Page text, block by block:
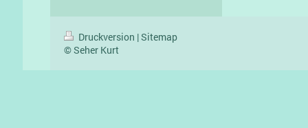
Druckversion |Sitemap
© Seher Kurt